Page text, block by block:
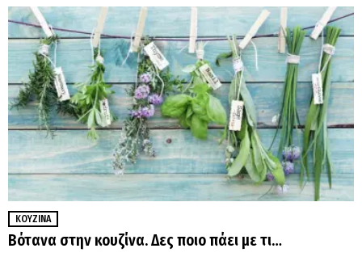
ΚΟΥΖΊΝΑ
Βότανα στην κουζίνα. Δες ποιο πάει με τι…